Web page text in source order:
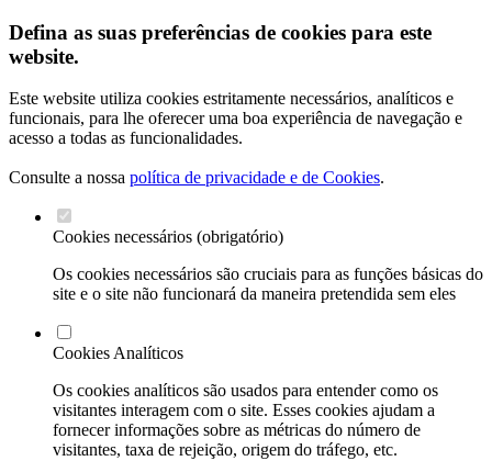
Defina as suas preferências de cookies para este
website.
Este website utiliza cookies estritamente necessários, analíticos e
funcionais, para lhe oferecer uma boa experiência de navegação e
acesso a todas as funcionalidades.
Consulte a nossa política de privacidade e de Cookies.
Cookies necessários (obrigatório)
Os cookies necessários são cruciais para as funções básicas do
site e o site não funcionará da maneira pretendida sem eles
Cookies Analíticos
Os cookies analíticos são usados para entender como os
visitantes interagem com o site. Esses cookies ajudam a
fornecer informações sobre as métricas do número de
visitantes, taxa de rejeição, origem do tráfego, etc.